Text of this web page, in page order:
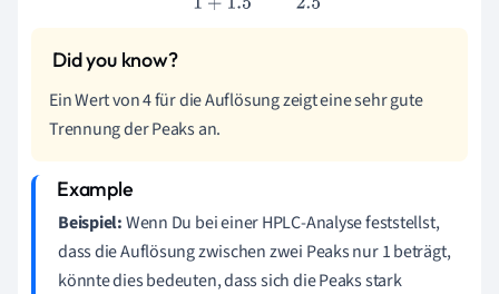
Ein Wert von 4 für die Auflösung zeigt eine sehr gute
Trennung der Peaks an.
Beispiel:Wenn Du bei einer HPLC-Analyse feststellst,
dass die Auflösung zwischen zwei Peaks nur 1 beträgt,
könnte dies bedeuten, dass sich die Peaks stark